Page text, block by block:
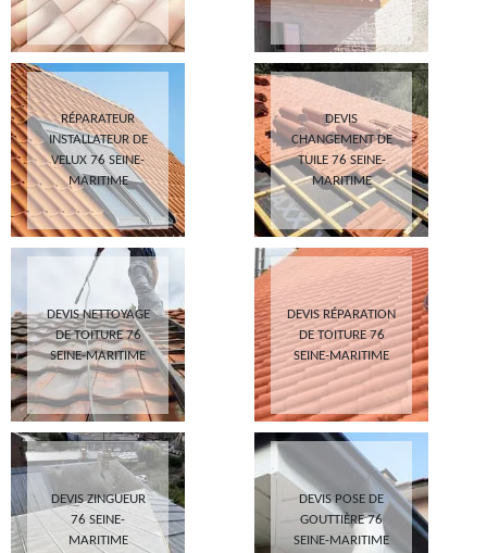
RÉPARATEUR
INSTALLATEUR DE
VELUX 76 SEINE-
MARITIME
DEVIS
CHANGEMENT DE
TUILE 76 SEINE-
MARITIME
DEVIS NETTOYAGE
DE TOITURE 76
SEINE-MARITIME
DEVIS RÉPARATION
DE TOITURE 76
SEINE-MARITIME
DEVIS ZINGUEUR
76 SEINE-
MARITIME
DEVIS POSE DE
GOUTTIÈRE 76
SEINE-MARITIME